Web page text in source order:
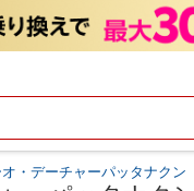
オ・デーチャーパッタナクン